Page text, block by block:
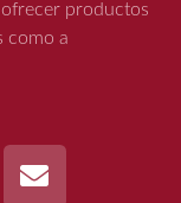
productos
como a